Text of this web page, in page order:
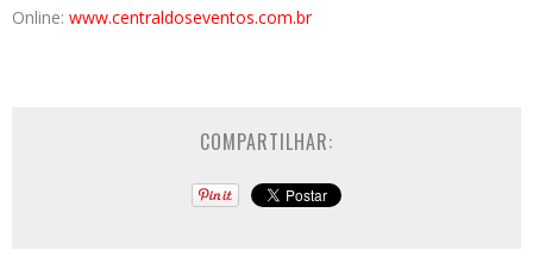
Online: www.centraldoseventos.com.br
COMPARTILHAR: